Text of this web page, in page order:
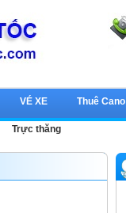
Trực thăng
VÉ XE Thuê Cano